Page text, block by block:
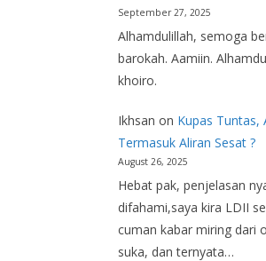
September 27, 2025
Alhamdulillah, semoga
barokah. Aamiin.
khoiro.
Ikhsan on Kupas Tuntas,
Termasuk Aliran Sesat ?
August 26, 2025
Hebat pak, penjelasan
difahami,saya kira LDII
cuman kabar miring dari
suka, dan ternyata…